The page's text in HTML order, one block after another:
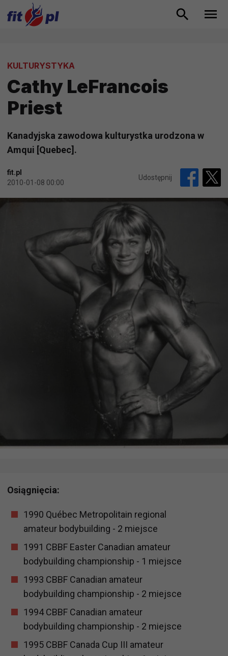
KULTURYSTYKA
Cathy LeFrancois
Priest
Kanadyjska zawodowa kulturystka urodzona w
Amqui [Quebec].
fit.pl
2010-01-08 00:00
Udostępnij
Osiągnięcia:
1990 Québec Metropolitain regional
amateur bodybuilding - 2 miejsce
1991 CBBF Easter Canadian amateur
bodybuilding championship - 1 miejsce
1993 CBBF Canadian amateur
bodybuilding championship - 2 miejsce
1994 CBBF Canadian amateur
bodybuilding championship - 2 miejsce
1995 CBBF Canada Cup III amateur